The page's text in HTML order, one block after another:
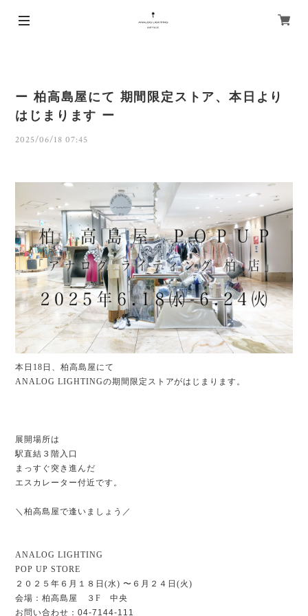
ー 柏高島屋にて 期間限定ストア、本日より
はじまります ー
2025/06/18 07:45
本日18日、柏高島屋 にて
ANALOG LIGHTINGの期間限定ストアがはじまります。
展開場所は
駅直結３階入口
まっすぐ突き進んだ
エスカレーター付近です。
＼柏高島屋で逢いましょう／
ANALOG LIGHTING
POP UP STORE
２０２５年６月１８日(水) 〜６月２４日(火)
会場：柏高島屋 ３F 中央
お問い合わせ：04-7144-111